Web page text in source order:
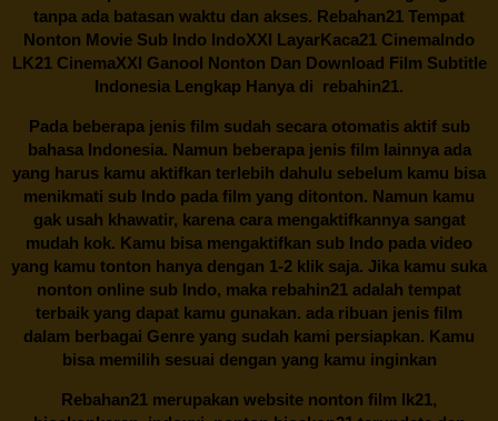
tanpa ada batasan waktu dan akses. Rebahan21 Tempat
Nonton Movie Sub Indo IndoXXI LayarKaca21 CinemaIndo
LK21 CinemaXXI Ganool Nonton Dan Download Film Subtitle
Indonesia Lengkap Hanya di rebahin21.
Pada beberapa jenis film sudah secara otomatis aktif sub
bahasa Indonesia. Namun beberapa jenis film lainnya ada
yang harus kamu aktifkan terlebih dahulu sebelum kamu bisa
menikmati sub Indo pada film yang ditonton. Namun kamu
gak usah khawatir, karena cara mengaktifkannya sangat
mudah kok. Kamu bisa mengaktifkan sub Indo pada video
yang kamu tonton hanya dengan 1-2 klik saja. Jika kamu suka
nonton online sub Indo, maka rebahin21 adalah tempat
terbaik yang dapat kamu gunakan. ada ribuan jenis film
dalam berbagai Genre yang sudah kami persiapkan. Kamu
bisa memilih sesuai dengan yang kamu inginkan
Rebahan21 merupakan website nonton film lk21,